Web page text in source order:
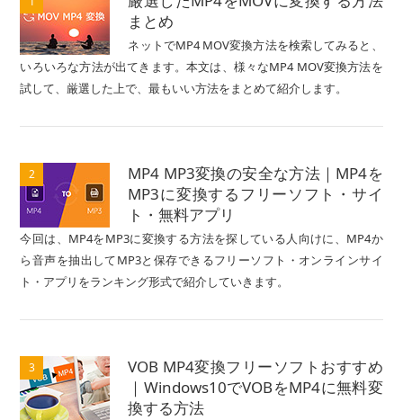
まとめ
ネットでMP4 MOV変換方法を検索してみると、
いろいろな方法が出てきます。本文は、様々なMP4 MOV変換方法を
試して、厳選した上で、最もいい方法をまとめて紹介します。
2
MP4 MP3変換の安全な方法｜MP4を
MP3に変換するフリーソフト・サイ
ト・無料アプリ
今回は、MP4をMP3に変換する方法を探している人向けに、MP4か
ら音声を抽出してMP3と保存できるフリーソフト・オンラインサイ
ト・アプリをランキング形式で紹介していきます。
3
VOB MP4変換フリーソフトおすすめ
｜Windows10でVOBをMP4に無料変
換する方法